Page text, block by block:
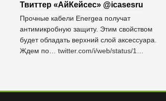
Твиттер «АйКейсес» ‏@icasesru
Прочные кабели Energea получат
антимикробную защиту. Этим свойством
будет обладать верхний слой аксессуара.
Ждем по… twitter.com/i/web/status/1…